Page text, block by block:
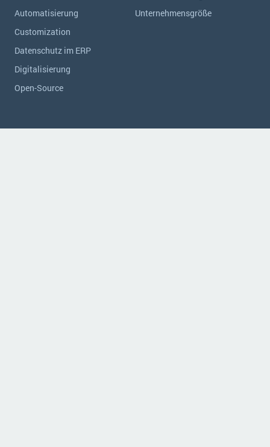
Automatisierung
Customization
Datenschutz im ERP
Digitalisierung
Open-Source
Unternehmensgröße